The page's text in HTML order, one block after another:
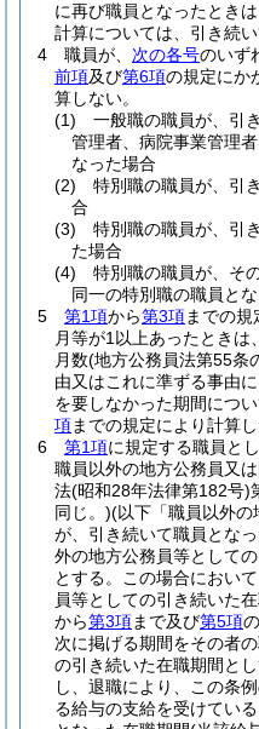
に再び職員となったときは
計算については、引き続
4
職員が、 次の各号のいず
前項及び第6項の規定にか
算しない。
(1)
一般職の職員が、引
管理者、病院事業管理
なった場合
(2)
特別職の職員が、引
合
(3)
特別職の職員が、引
た場合
(4)
特別職の職員が、そ
同一の特別職の職員と
5
第1項から第3項までの
月等が1以上あったとき
月数(地方公務員法第55条
由又はこれに準ずる事由
を要しなかった期間につ
項までの規定により計算
6
第1項に規定する職員と
職員以外の地方公務員又
法(昭和28年法律第182号)
同じ。)(以下「職員以外の
が、引き続いて職員とな
外の地方公務員等として
とする。
この場合におい
員等としての引き続いた
から第3項まで及び第5項
次に掲げる期間をその者
の引き続いた在職期間と
し、退職により、この条
る給与の支給を受けてい